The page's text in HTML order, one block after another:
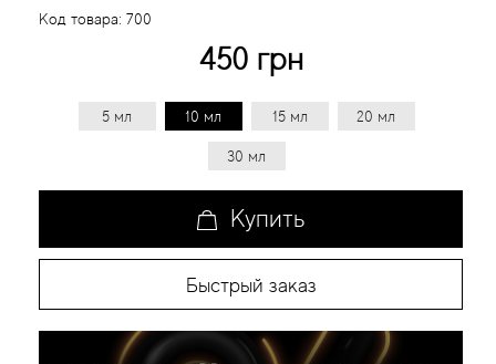
Код товара: 700
450 грн
5 мл 10 мл 15 мл 20 мл
30 мл
Купить
Быстрый заказ